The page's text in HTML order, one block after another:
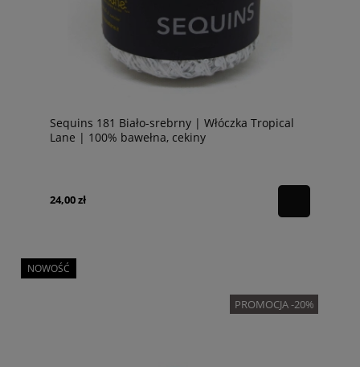
Sequins 181 Biało-srebrny | Włóczka Tropical
Lane | 100% bawełna, cekiny
24,00 zł
PROMOCJA -20%
NOWOŚĆ